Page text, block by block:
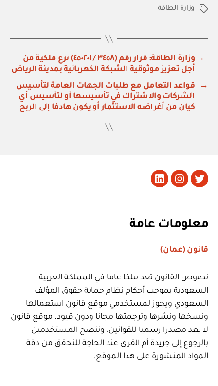
الوسوموزارة الطاقة
←
وزارة الطاقة: قرار رقم (٣٤٥٨ / ٤٥٠٢٠١) نزع ملكية من
أجل تعزيز موثوقية الشبكة الكهربائية بمدينة الرياض
→
قواعد التعامل مع طلبات الجهات العامة لتأسيس
الشركات والاشتراك في تأسيسها أو لتأسيس أي
كيان من أغراضه الاستثمار أو يكون هادفا إلى الربح
تويتر Instagram
LinkedIn
معلومات عامة
قانون (عمان)
نصوص القانون تعد ملكا عاما في المملكة العربية
السعودية بموجب أحكام نظام حماية حقوق المؤلف
السعودي ويجوز لمستخدمي موقع قانون استعمالها
ونسخها ونشرها وترجمتها مجانا ودون قيود. موقع قانون
لا يعد مصدرا رسميا للقوانين، وننصح المستخدمين
بالرجوع إلى جريدة أم القرى عند الحاجة للتحقق من دقة
المواد المنشورة على هذا الموقع.